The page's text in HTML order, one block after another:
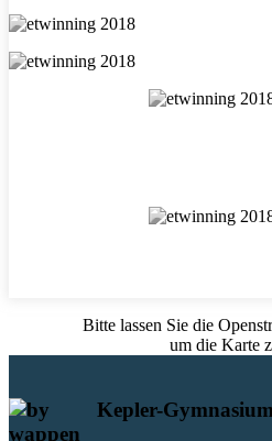
Bitte lassen Sie die
um die Karte
Kepler-Gymnasium